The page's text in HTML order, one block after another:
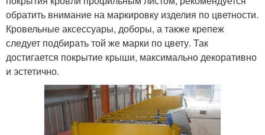
обратить внимание на маркировку изделия по цветности.
Кровельные аксессуары, доборы, а также крепеж
следует подбирать той же марки по цвету. Так
достигается покрытие крыши, максимально декоративно
и эстетично.